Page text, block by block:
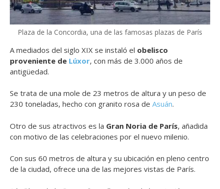
Plaza de la Concordia, una de las famosas plazas de París
A mediados del siglo XIX se instaló el obelisco
proveniente de Lúxor, con más de 3.000 años de
antigüedad.
Se trata de una mole de 23 metros de altura y un peso de
230 toneladas, hecho con granito rosa de Asuán.
Otro de sus atractivos es la Gran Noria de París, añadida
con motivo de las celebraciones por el nuevo milenio.
Con sus 60 metros de altura y su ubicación en pleno centro
de la ciudad, ofrece una de las mejores vistas de París.